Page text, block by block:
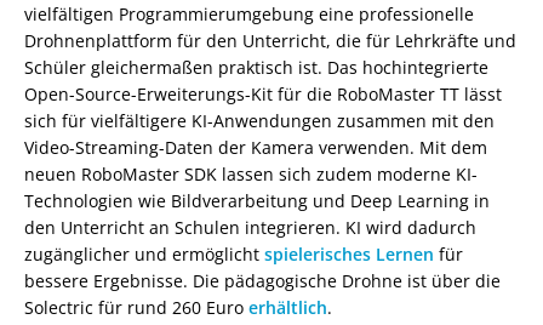
vielfältigen Programmierumgebung eine professionelle
Drohnenplattform für den Unterricht, die für Lehrkräfte und
Schüler gleichermaßen praktisch ist. Das hochintegrierte
Open-Source-Erweiterungs-Kit für die RoboMaster TT lässt
sich für vielfältigere KI-Anwendungen zusammen mit den
Video-Streaming-Daten der Kamera verwenden. Mit dem
neuen RoboMaster SDK lassen sich zudem moderne KI-
Technologien wie Bildverarbeitung und Deep Learning in
den Unterricht an Schulen integrieren. KI wird dadurch
zugänglicher und ermöglicht spielerisches Lernen für
bessere Ergebnisse. Die pädagogische Drohne ist über die
Solectric für rund 260 Euro erhältlich.